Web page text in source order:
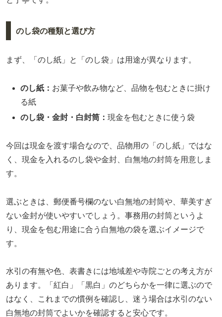
のし袋の種類と選び方
まず、「のし紙」と「のし袋」は用途が異なります。
のし紙： お菓子や飲み物など、品物を包むときに掛け
る紙
のし袋・金封・白封筒：現金を包むときに使う袋
今回は現金を渡す場合なので、品物用の「のし紙」ではな
く、現金を入れるのし袋や金封、白無地の封筒を用意しま
す。
選ぶときは、郵便番号欄のない白無地の封筒や、華美すぎ
ない金封が使いやすいでしょう。事務用の封筒というよ
り、現金を包む用途に合う白無地の袋を選ぶイメージで
す。
水引の有無や色、表書きには地域差や寺院ごとの考え方が
あります。「紅白」「黒白」のどちらかを一律に選ぶので
はなく、これまでの慣例を確認し、迷う場合は水引のない
白無地の封筒でよいかを確認すると安心です。